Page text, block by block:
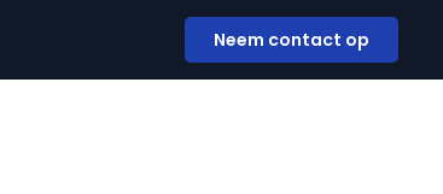
Neem contact op